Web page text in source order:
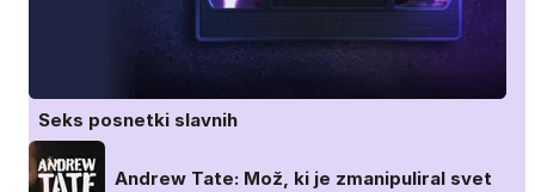
Seks posnetki slavnih
Andrew Tate: Mož, ki je zmanipuliral svet